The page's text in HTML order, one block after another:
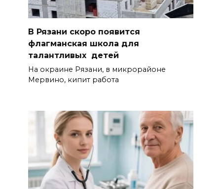
В Рязани скоро появится
флагманская школа для
талантливых детей
На окраине Рязани, в микрорайоне
Мервино, кипит работа